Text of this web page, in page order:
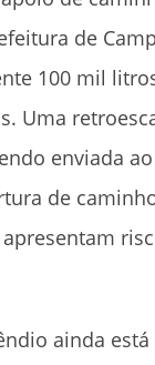
de
100 mil
Uma
enviada
de
ainda